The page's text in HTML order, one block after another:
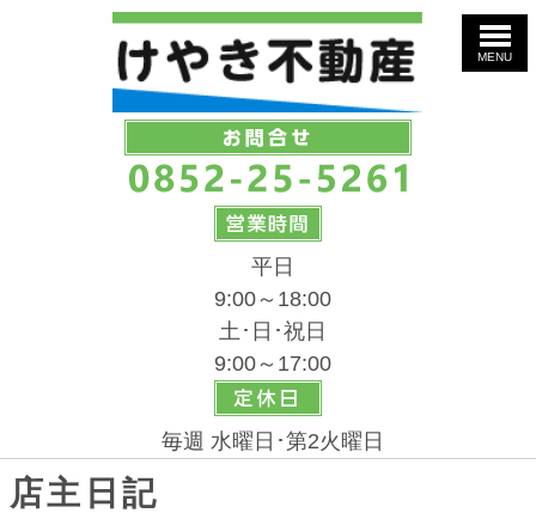
MENU
平日
9:00～18:00
土･日･祝日
9:00～17:00
毎週 水曜日･第2火曜日
店主日記